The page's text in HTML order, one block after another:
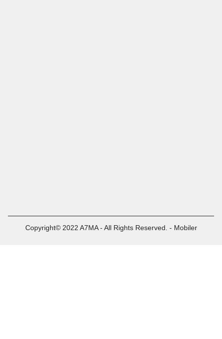
Copyright© 2022 A7MA - All Rights Reserved. - Mobiler